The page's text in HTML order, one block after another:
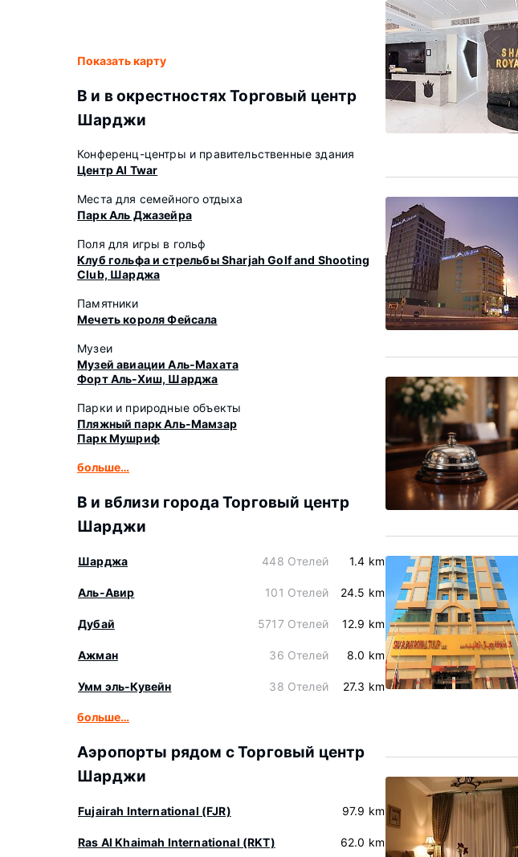
Показать карту
В и в окрестностях Торговый центр
Шарджи
Конференц-центры и правительственные здания
Центр Al Twar
Места для семейного отдыха
Парк Аль Джазейра
Поля для игры в гольф
Клуб гольфа и стрельбы Sharjah Golf and Shooting
Club, Шарджа
Памятники
Мечеть короля Фейсала
Музеи
Музей авиации Аль-Махата
Форт Аль-Хиш, Шарджа
Парки и природные объекты
Пляжный парк Аль-Мамзар
Парк Мушриф
больше…
В и вблизи города Торговый центр
Шарджи
Шарджа 448 Отелей 1.4 km
Аль-Авир 101 Отелей 24.5 km
Дубай 5717 Отелей 12.9 km
Ажман 36 Отелей 8.0 km
Умм эль-Кувейн 38 Отелей 27.3 km
больше…
Аэропорты рядом с Торговый центр
Шарджи
Fujairah International (FJR) 97.9 km
Ras Al Khaimah International (RKT) 62.0 km